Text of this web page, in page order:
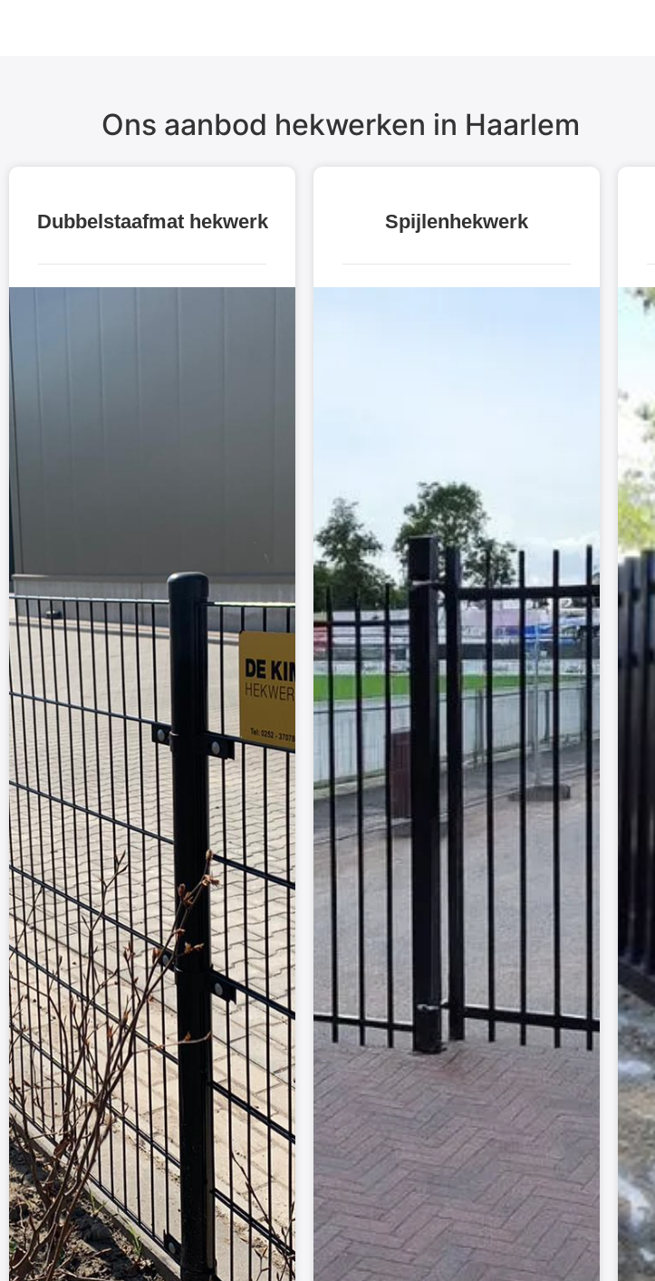
Ons aanbod hekwerken in Haarlem
Dubbelstaafmat hekwerk Spijlenhekwerk